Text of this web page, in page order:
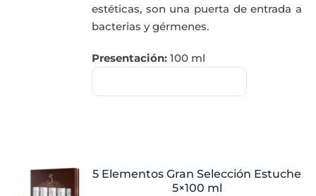
estéticas, son una puerta de entrada a
bacterias y gérmenes.
Presentación: 100 ml
5 Elementos Gran Selección Estuche
5×100 ml